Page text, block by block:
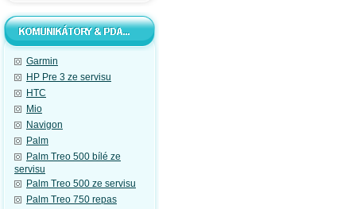
Garmin
HP Pre 3 ze servisu
HTC
Mio
Navigon
Palm
Palm Treo 500 bílé ze
servisu
Palm Treo 500 ze servisu
Palm Treo 750 repas